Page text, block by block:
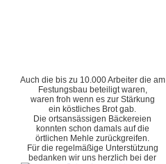
Auch die bis zu 10.000 Arbeiter die am
Festungsbau beteiligt waren,
waren froh wenn es zur Stärkung
ein köstliches Brot gab.
Die ortsansässigen Bäckereien
konnten schon damals auf die
örtlichen Mehle zurückgreifen.
Für die regelmäßige Unterstützung
bedanken wir uns herzlich bei der